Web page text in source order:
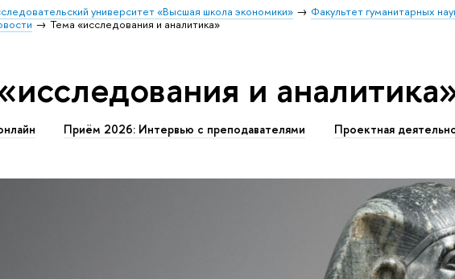
университет «Высшая школа экономики» Факультет гуманитарных
Тема «исследования и аналитика»
и
Приём 2026: Интервью с преподавателями Проектная